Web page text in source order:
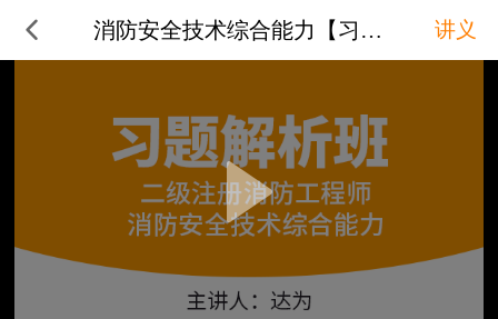
消防安全技术综合能力【习题解析班 讲义